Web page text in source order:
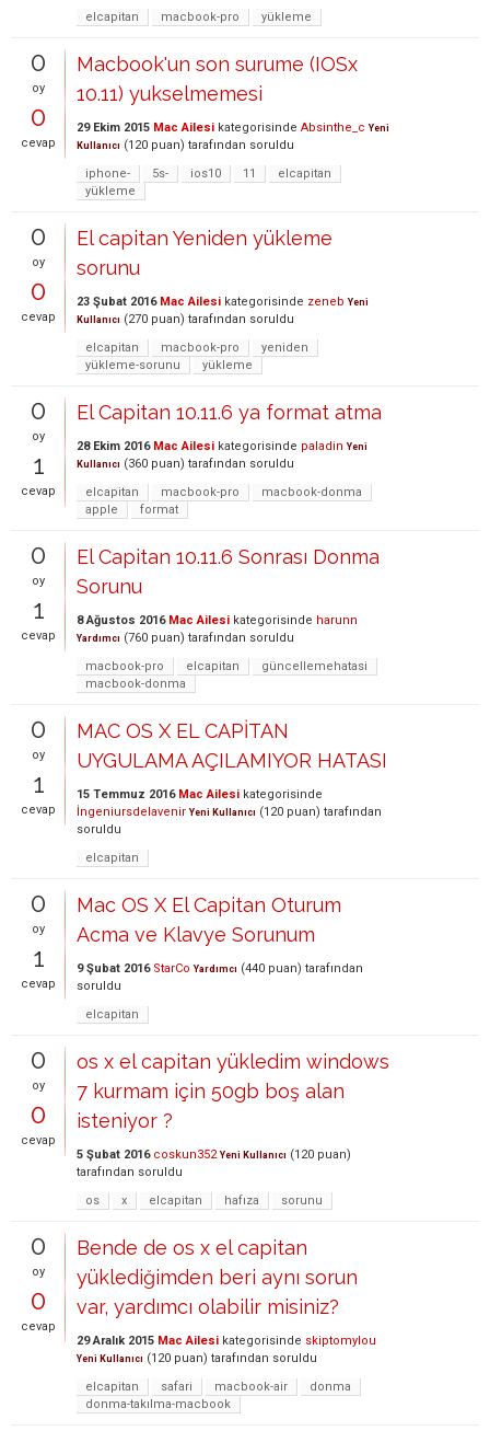
elcapitan macbook-pro yükleme
0
oy
0
cevap
Macbook'un son surume (IOSx
10.11) yukselmemesi
29 Ekim 2015 Mac Ailesi kategorisinde Absinthe_c Yeni
Kullanıcı (120 puan) tarafından soruldu
iphone-
5s- ios10 11
elcapitan
yükleme
0
oy
0
cevap
El capitan Yeniden yükleme
sorunu
23 Şubat 2016 Mac Ailesi kategorisinde zeneb Yeni
Kullanıcı (270 puan) tarafından soruldu
elcapitan
macbook-pro
yeniden
yükleme-sorunu
yükleme
0
oy
1
cevap
El Capitan 10.11.6 ya format atma
28 Ekim 2016 Mac Ailesi kategorisinde paladin Yeni
Kullanıcı (360 puan) tarafından soruldu
elcapitan
macbook-pro
macbook-donma
apple
format
0
oy
1
cevap
El Capitan 10.11.6 Sonrası Donma
Sorunu
8 Ağustos 2016 Mac Ailesi kategorisinde harunn
Yardımcı (760 puan) tarafından soruldu
macbook-pro
elcapitan
güncellemehatasi
macbook-donma
0
oy
1
cevap
MAC OS X EL CAPİTAN
UYGULAMA AÇILAMIYOR HATASI
15 Temmuz 2016 Mac Ailesi kategorisinde
İngeniursdelavenir Yeni Kullanıcı (120 puan) tarafından
soruldu
elcapitan
0
oy
1
cevap
Mac OS X El Capitan Oturum
Acma ve Klavye Sorunum
9 Şubat 2016 StarCo Yardımcı (440 puan) tarafından
soruldu
elcapitan
0
oy
0
cevap
os x el capitan yükledim windows
7 kurmam için 50gb boş alan
isteniyor ?
5 Şubat 2016 coskun352 Yeni Kullanıcı (120 puan)
tarafından soruldu
os
x elcapitan hafıza sorunu
0
oy
0
cevap
Bende de os x el capitan
yüklediğimden beri aynı sorun
var, yardımcı olabilir misiniz?
29 Aralık 2015 Mac Ailesi kategorisinde skiptomylou
Yeni Kullanıcı (120 puan) tarafından soruldu
elcapitan
safari macbook-air
donma
donma-takılma-macbook